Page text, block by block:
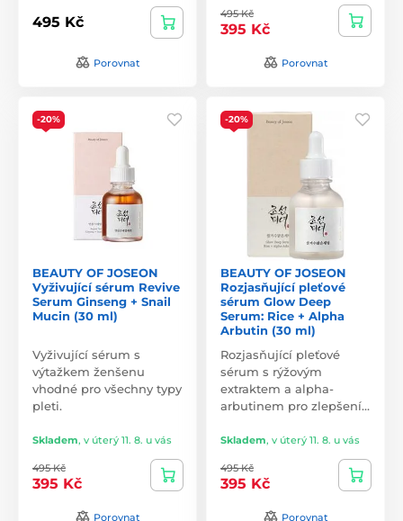
495 Kč
Porovnat
495 Kč
395 Kč
Porovnat
-20%
BEAUTY OF JOSEON
Vyživující sérum Revive
Serum Ginseng + Snail
Mucin (30 ml)
Vyživující sérum s
výtažkem ženšenu
vhodné pro všechny typy
pleti.
Skladem, v úterý 11. 8. u vás
495 Kč
395 Kč
Porovnat
-20%
BEAUTY OF JOSEON
Rozjasňující pleťové
sérum Glow Deep
Serum: Rice + Alpha
Arbutin (30 ml)
Rozjasňující pleťové
sérum s rýžovým
extraktem a alpha-
arbutinem pro zlepšení…
Skladem, v úterý 11. 8. u vás
495 Kč
395 Kč
Porovnat